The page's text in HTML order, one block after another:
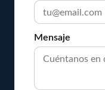
Mensaje